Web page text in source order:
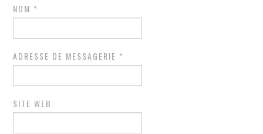
NOM *
ADRESSE DE MESSAGERIE *
SITE WEB